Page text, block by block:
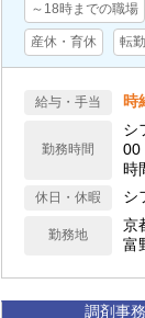
～18時までの職場
産休・育休 転
給与・手当 時
勤務時間
シ
00
時
休日・休暇 シ
勤務地
京
富
調剤事務